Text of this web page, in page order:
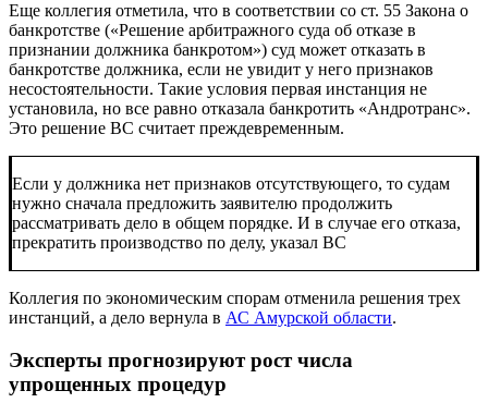
Еще коллегия отметила, что в соответствии со ст. 55 Закона о
банкротстве («Решение арбитражного суда об отказе в
признании должника банкротом») суд может отказать в
банкротстве должника, если не увидит у него признаков
несостоятельности. Такие условия первая инстанция не
установила, но все равно отказала банкротить «Андротранс».
Это решение ВС считает преждевременным.
Если у должника нет признаков отсутствующего, то судам
нужно сначала предложить заявителю продолжить
рассматривать дело в общем порядке. И в случае его отказа,
прекратить производство по делу, указал ВС
Коллегия по экономическим спорам отменила решения трех
инстанций, а дело вернула в АС Амурской области.
Эксперты прогнозируют рост числа
упрощенных процедур